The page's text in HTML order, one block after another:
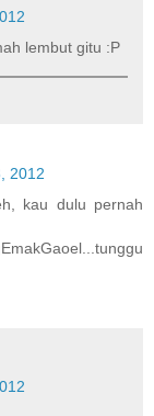
lembut gitu :P
2012
kau dulu pernah